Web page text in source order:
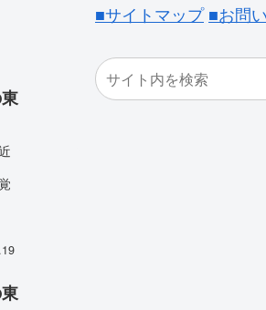
■サイトマップ ■お問